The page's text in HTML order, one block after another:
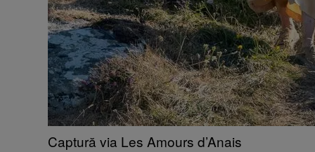
Captură via Les Amours d’Anais